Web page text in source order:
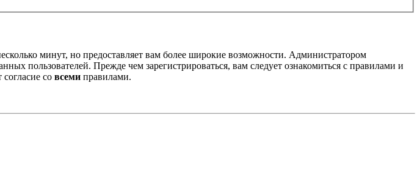
минут, но предоставляет вам более широкие возможности. Администратором
пользователей. Прежде чем зарегистрироваться, вам следует ознакомиться с правилами и
со всеми правилами.